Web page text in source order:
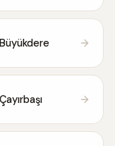
Büyükdere
Çayırbaşı